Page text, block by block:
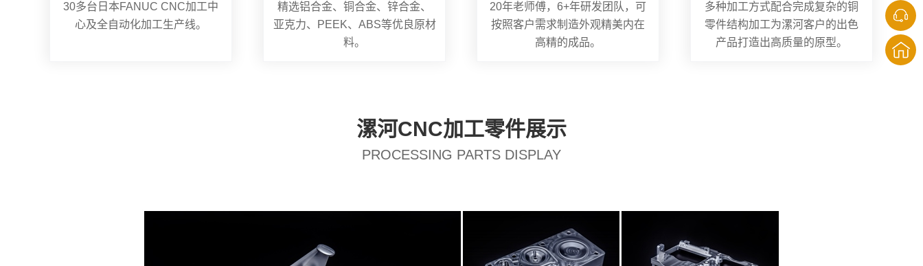
30多台日本FANUC CNC加工中
心及全自动化加工生产线。
精选铝合金、铜合金、锌合金、
亚克力、PEEK、ABS等优良原材
料。
20年老师傅，6+年研发团队，可
按照客户需求制造外观精美内在
高精的成品。
多种加工方式配合完成复杂的铜
零件结构加工为漯河客户的出色
产品打造出高质量的原型。
漯河CNC加工零件展示
PROCESSING PARTS DISPLAY